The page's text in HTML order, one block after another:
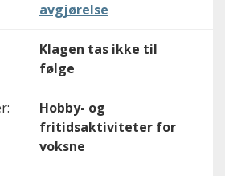
avgjørelse
Klagen tas ikke til
følge
Hobby- og
fritidsaktiviteter for
voksne